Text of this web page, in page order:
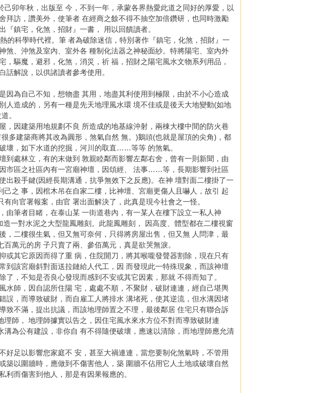
卯年秋，出版至 今，不到一年，承蒙各界熱愛此道之同好的厚愛，以
拜訪，讚美外，使筆者 在經商之餘不得不抽空加倍鑽研，也同時激勵
『鎮宅，化煞，招財』一書， 用以回饋讀者。
科學時代裡。筆 者為破除迷信，特別著作『鎮宅，化煞，招財』一
煞、沖煞及室內、室外各 種制化法器之神秘面紗。特將陽宅、室內外
，驅魔，避邪，化煞，消災，祈 福，招財之陽宅風水文物系列用品，
話解說，以供諸讀者參考使用。
為自己不知，想物盡 其用，地盡其利使用到極限，由於不小心造成
人造成的，另有一種是先天地理風水環 境不佳或是後天大地變動(如地
。
因建築用地規劃不良 所造成的地基線沖射，兩棟大樓中間的防火巷
多建築商將其改為圓形，煞氣自然 無。)鵝頭(也就是屋頂的尖角)，都
壞，如下水道的挖掘，河川的取直……等等 的煞氣。
處林立，有的末做到 敦親睦鄰而影響左鄰右舍，曾有一則新聞，由
市區之社區內有一宮廟神壇，因頌經、 法事……等，長期影響到社區
出殺手鍵(因經長期溝通，抗爭無效下之反應)。在神 壇對面二樓掛了一
之 事，因棺木吊在自家二樓，比神壇、宮廟更傷人且嚇人，故引 起
向官署報案，由官 署出面解決了，此真是現今社會之一怪。
筆者目睹，在泰山某 一街道巷內，有一某人在樓下設立一私人神
一對水泥之大型龍鳳雕刻。此龍鳳雕刻， 因高度、體型都在二樓視窗
，二樓很生氣，但又無可奈何，只得將房屋出售，但又無 人問津，最
萬元的房 子只賣了兩、參佰萬元，真是欲哭無淚。
其它原因而得了重 病，住院開刀，將其喉嚨發聲器割除，現在只有
到該宮廟斜對面送拉鏈給人代工，因 而發現此一特殊現象，而該神壇
了，不知是否良心發現而感到不安或其它因素，那就 不得而知了。
師，因自認所住陽 宅，處處不順，不聚財，破財連連，經自己堪輿
誤，而導致破財，而自雇工人將排水 溝堵死，使其逆流，但水溝因堵
致不滿，提出抗議，而該地理師置之不理，最後鄰居 住宅只有聯合訴
師， 地理師據實以告之，因住宅風水來水方位不對而導致破財連
溝為公有建設，非你自 有不得隨便破壞，應速以清除，而地理師應允清
足以影響您家庭不 安，甚至大禍連連，當您要制化煞氣時，不管用
築以圍牆時，應做到不傷害他人，築 圍牆不佔用它人土地或破壞自然
利而傷害到他人，那是有因果報應的。